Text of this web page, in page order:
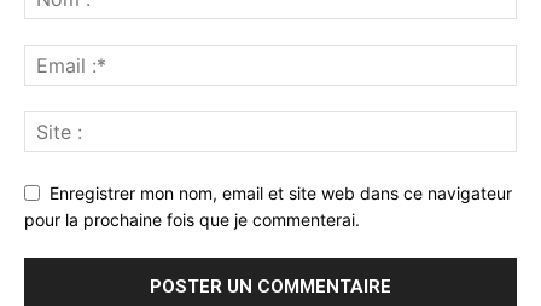
Enregistrer mon nom, email et site web dans ce navigateur
pour la prochaine fois que je commenterai.